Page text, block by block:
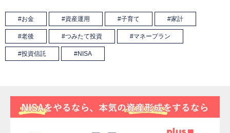
お金 資産運用 子育て 家計
老後 つみたて投資 マネープラン
投資信託 NISA